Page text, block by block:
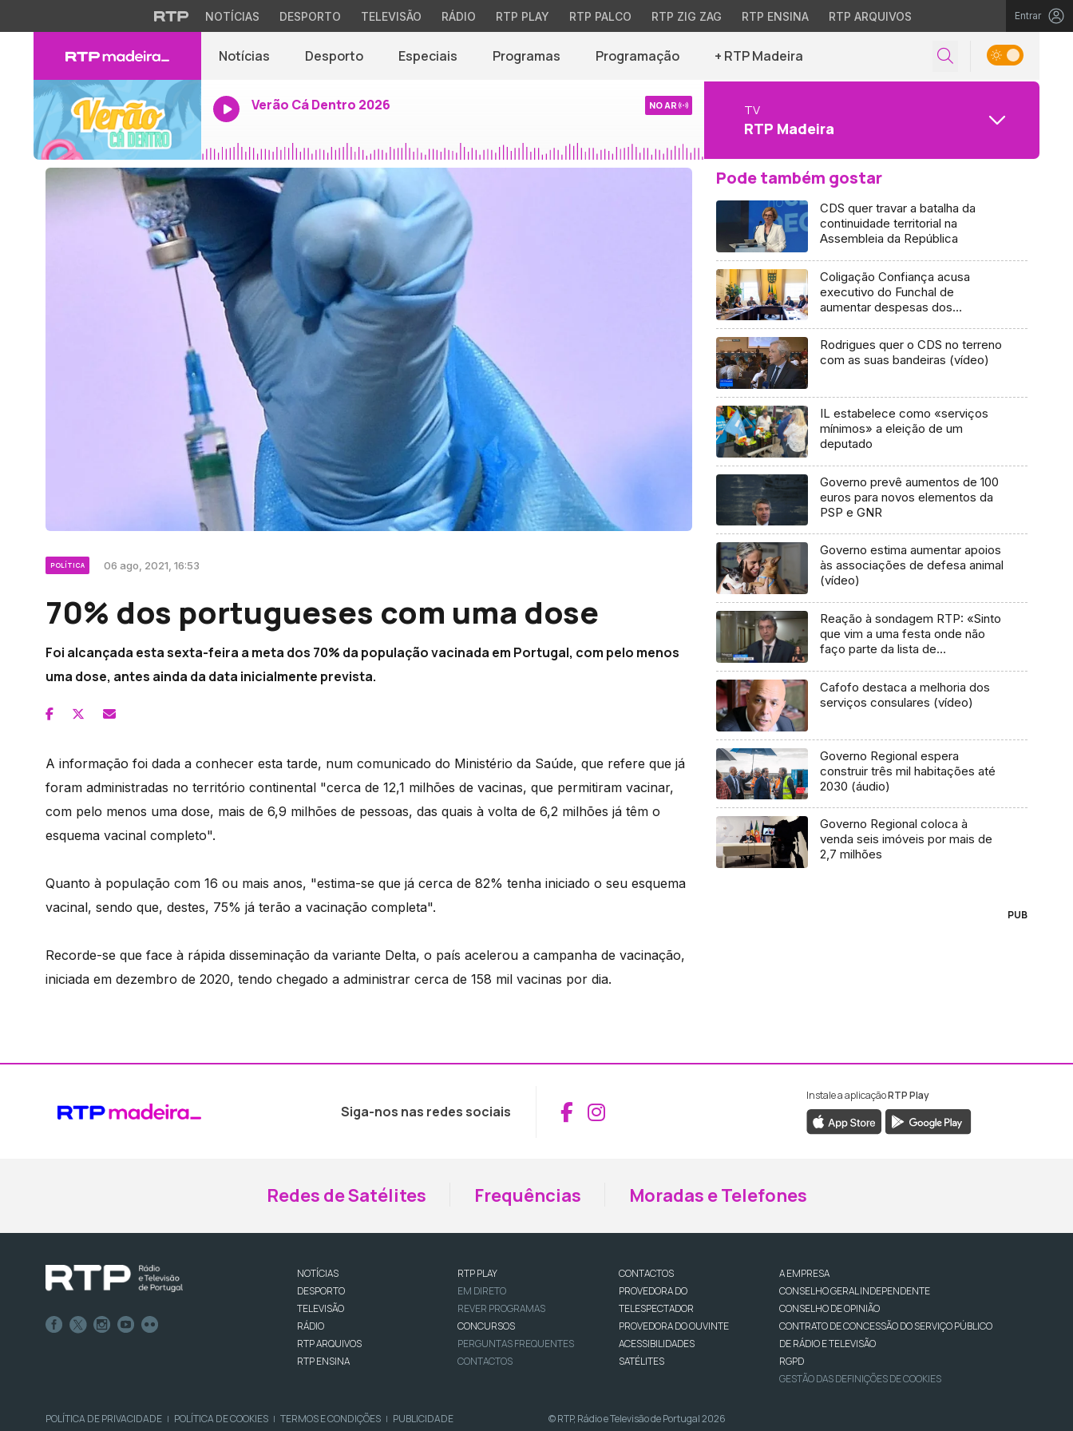
NOTÍCIAS DESPORTO TELEVISÃO RÁDIO RTP PLAY RTP PALCO RTP ZIG ZAG RTP ENSINA RTP ARQUIVOS Entrar
Notícias Desporto Especiais Programas Programação + RTP Madeira
Verão Cá Dentro 2026 NO AR TV
RTP Madeira
POLÍTICA 06 ago, 2021, 16:53
70% dos portugueses com uma dose
Foi alcançada esta sexta-feira a meta dos 70% da população vacinada em Portugal, com pelo menos
uma dose, antes ainda da data inicialmente prevista.
A informação foi dada a conhecer esta tarde, num comunicado do Ministério da Saúde, que refere que já
foram administradas no território continental "cerca de 12,1 milhões de vacinas, que permitiram vacinar,
com pelo menos uma dose, mais de 6,9 milhões de pessoas, das quais à volta de 6,2 milhões já têm o
esquema vacinal completo".
Quanto à população com 16 ou mais anos, "estima-se que já cerca de 82% tenha iniciado o seu esquema
vacinal, sendo que, destes, 75% já terão a vacinação completa".
Recorde-se que face à rápida disseminação da variante Delta, o país acelerou a campanha de vacinação,
iniciada em dezembro de 2020, tendo chegado a administrar cerca de 158 mil vacinas por dia.
Pode também gostar
CDS quer travar a batalha da
continuidade territorial na
Assembleia da República
Coligação Confiança acusa
executivo do Funchal de
aumentar despesas dos
Rodrigues quer o CDS no terreno
com as suas bandeiras (vídeo)
IL estabelece como «serviços
mínimos» a eleição de um
deputado
Governo prevê aumentos de 100
euros para novos elementos da
PSP e GNR
Governo estima aumentar apoios
às associações de defesa animal
(vídeo)
Reação à sondagem RTP: «Sinto
que vim a uma festa onde não
faço parte da lista de
Cafofo destaca a melhoria dos
serviços consulares (vídeo)
Governo Regional espera
construir três mil habitações até
2030 (áudio)
Governo Regional coloca à
venda seis imóveis por mais de
2,7 milhões
PUB
Siga-nos nas redes sociais Aceder ao Facebook da RTP Madeira
Aceder ao Instagram da RTP Madeira
Instale a aplicaçãoRTP Play
Redes de Satélites Frequências Moradas e Telefones
NOTÍCIAS
DESPORTO
TELEVISÃO
RÁDIO
RTP ARQUIVOS
RTP ENSINA
RTP PLAY
EM DIRETO
REVER PROGRAMAS
CONCURSOS
PERGUNTAS FREQUENTES
CONTACTOS
CONTACTOS
PROVEDORA DO
TELESPECTADOR
PROVEDORA DO OUVINTE
ACESSIBILIDADES
SATÉLITES
A EMPRESA
CONSELHO GERAL INDEPENDENTE
CONSELHO DE OPINIÃO
CONTRATO DE CONCESSÃO DO SERVIÇO PÚBLICO
DE RÁDIO E TELEVISÃO
RGPD
GESTÃO DAS DEFINIÇÕES DE COOKIES
POLÍTICA DE PRIVACIDADE | POLÍTICA DE COOKIES | TERMOS E CONDIÇÕES | PUBLICIDADE © RTP, Rádio e Televisão de Portugal 2026